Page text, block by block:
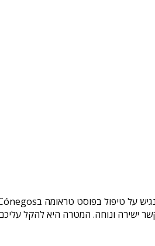
על טיפול בפוסט טראומה בMoreira de Cónegos
ישירה ונוחה. המטרה היא להקל